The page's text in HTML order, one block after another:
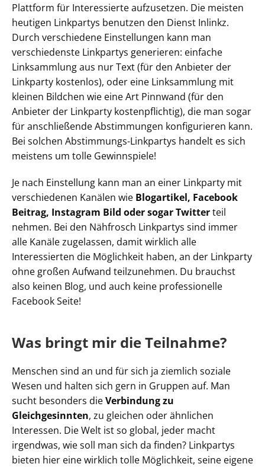
Plattform für Interessierte aufzusetzen. Die meisten
heutigen Linkpartys benutzen den Dienst Inlinkz.
Durch verschiedene Einstellungen kann man
verschiedenste Linkpartys generieren: einfache
Linksammlung aus nur Text (für den Anbieter der
Linkparty kostenlos), oder eine Linksammlung mit
kleinen Bildchen wie eine Art Pinnwand (für den
Anbieter der Linkparty kostenpflichtig), die man sogar
für anschließende Abstimmungen konfigurieren kann.
Bei solchen Abstimmungs-Linkpartys handelt es sich
meistens um tolle Gewinnspiele!
Je nach Einstellung kann man an einer Linkparty mit
verschiedenen Kanälen wie Blogartikel, Facebook
Beitrag, Instagram Bild oder sogar Twitterteil
nehmen. Bei den Nähfrosch Linkpartys sind immer
alle Kanäle zugelassen, damit wirklich alle
Interessierten die Möglichkeit haben, an der Linkparty
ohne großen Aufwand teilzunehmen. Du brauchst
also keinen Blog, und auch keine professionelle
Facebook Seite!
Was bringt mir die Teilnahme?
Menschen sind an und für sich ja ziemlich soziale
Wesen und halten sich gern in Gruppen auf. Man
sucht besonders dieVerbindung zu
Gleichgesinnten, zu gleichen oder ähnlichen
Interessen. Die Welt ist so global, jeder macht
irgendwas, wie soll man sich da finden? Linkpartys
bieten hier eine wirklich tolle Möglichkeit, seine eigene